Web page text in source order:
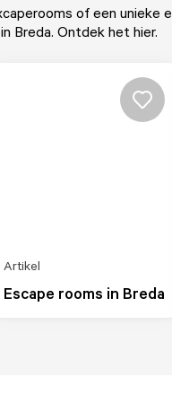
of een unieke
Breda. Ontdek het hier.
Escape rooms in Breda
Artikel